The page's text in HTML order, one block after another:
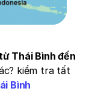
Thái Bình đến
kiểm tra tất
Bình